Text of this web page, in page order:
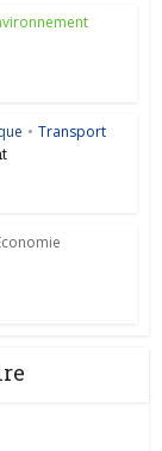
• Transport